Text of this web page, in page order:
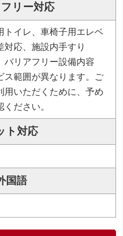
リー対応
トイレ、車椅子用エレベ
対応、施設内手すり
リアフリー設備内容
ス範囲が異なります。ご
用いただくために、予め
ださい。
ト対応
国語